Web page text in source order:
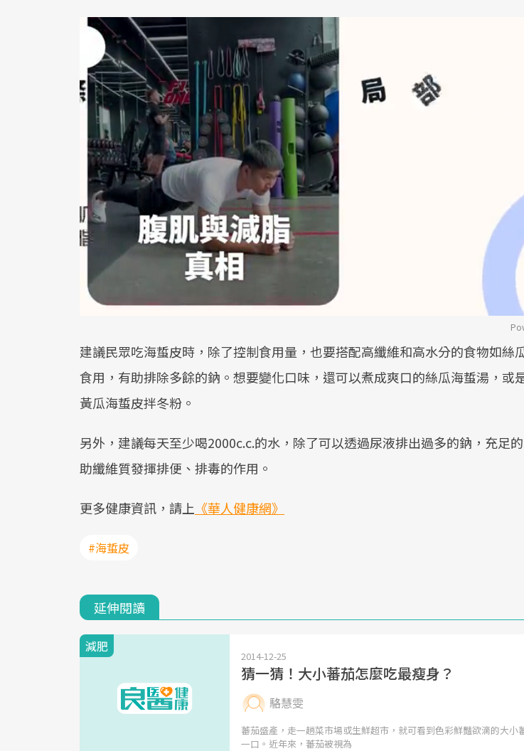
建議民眾吃海蜇皮時，除了控制食用量，也要搭配高纖維和高水分的食物如絲
食用，有助排除多餘的鈉。想要變化口味，還可以煮成爽口的絲瓜海蜇湯，或
黃瓜海蜇皮拌冬粉。
另外，建議每天至少喝2000c.c.的水，除了可以透過尿液排出過多的鈉，充足
助纖維質發揮排便、排毒的作用。
更多健康資訊，請上 《華人健康網》
#海蜇皮
延伸閱讀
減肥
2014-12-25
猜一猜！大小蕃茄怎麼吃最瘦身？
駱慧雯
蕃茄盛產，走一趟菜市場或生鮮超市，就可看到色彩鮮豔欲滴的大小
一口。近年來，蕃茄被視為